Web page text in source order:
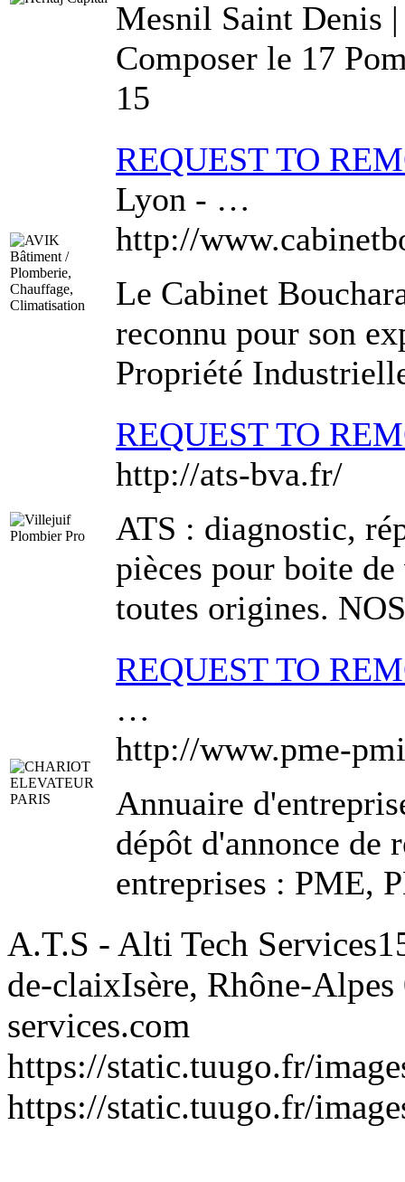
Mesnil Saint Denis
Composer le 17
15
REQUEST TO
Lyon - …
http://
Le Cabinet
reconnu pour son
Propriété
REQUEST TO
http://ats-bva.fr/
ATS : diagnostic,
pièces pour boite
toutes origines.
REQUEST TO
…
http://www.pme-
Annuaire
dépôt d'annonce de
entreprises : PME,
A.T.S - Alti Tech Services
de-claixIsère, Rhône-Alpes
services.com
https://static.tuugo.fr/
https://static.tuugo.fr/